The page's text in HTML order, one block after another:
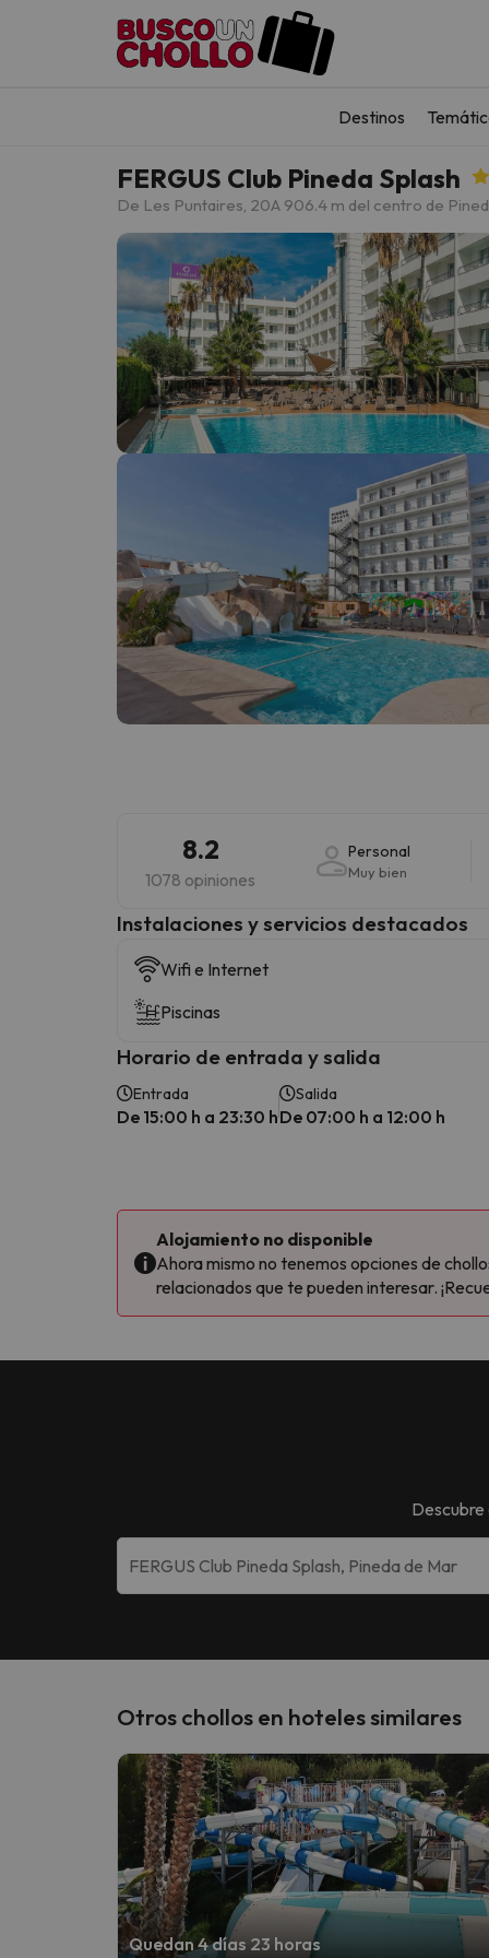
Destinos
FERGUS Club Pineda Splash
De Les Puntaires, 20A 906.4 m del centro de
8.2
1078 opiniones
Personal
Muy bien
Instalaciones y servicios destacados
Wifi e Internet
Piscinas
Horario de entrada y salida
Entrada
De 15:00 h a 23:30 h
Salida
De 07:00 h a 12:00 h
Alojamiento no disponible
Ahora mismo no tenemos opciones de
relacionados que te pueden interesar.
Descubre
Otros chollos en hoteles similares
Quedan 4 días 23 horas